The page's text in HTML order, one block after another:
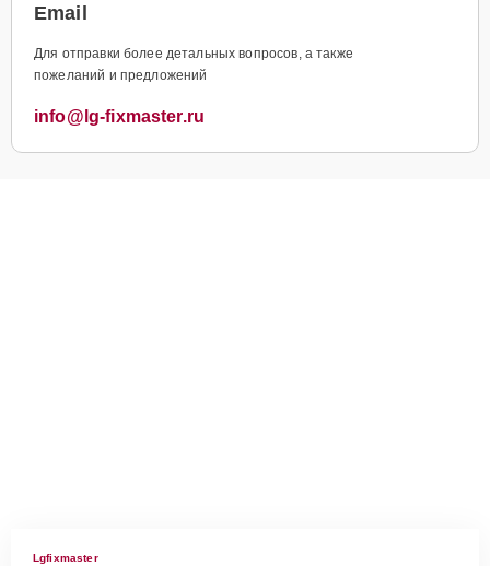
Email
Для отправки более детальных вопросов, а также
пожеланий и предложений
info@lg-fixmaster.ru
Lgfixmaster